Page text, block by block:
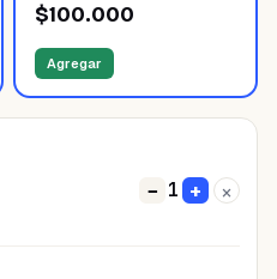
$100.000
Agregar
− 1 + ×